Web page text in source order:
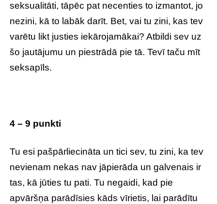
seksualitāti, tāpēc pat necenties to izmantot, jo
nezini, kā to labāk darīt. Bet, vai tu zini, kas tev
varētu likt justies iekārojamākai? Atbildi sev uz
šo jautājumu un piestrādā pie tā. Tevī taču mīt
seksapīls.
4 – 9 punkti
Tu esi pašpārliecināta un tici sev, tu zini, ka tev
nevienam nekas nav jāpierāda un galvenais ir
tas, kā jūties tu pati. Tu negaidi, kad pie
apvāršņa parādīsies kāds vīrietis, lai parādītu